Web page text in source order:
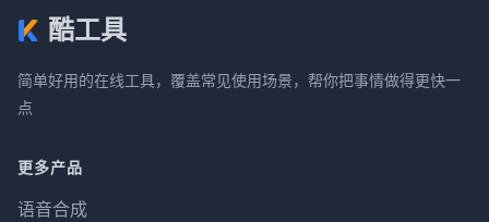
酷工具
简单好用的在线工具，覆盖常见使用场景，帮你把事情做得更快一
点
更多产品
语音合成